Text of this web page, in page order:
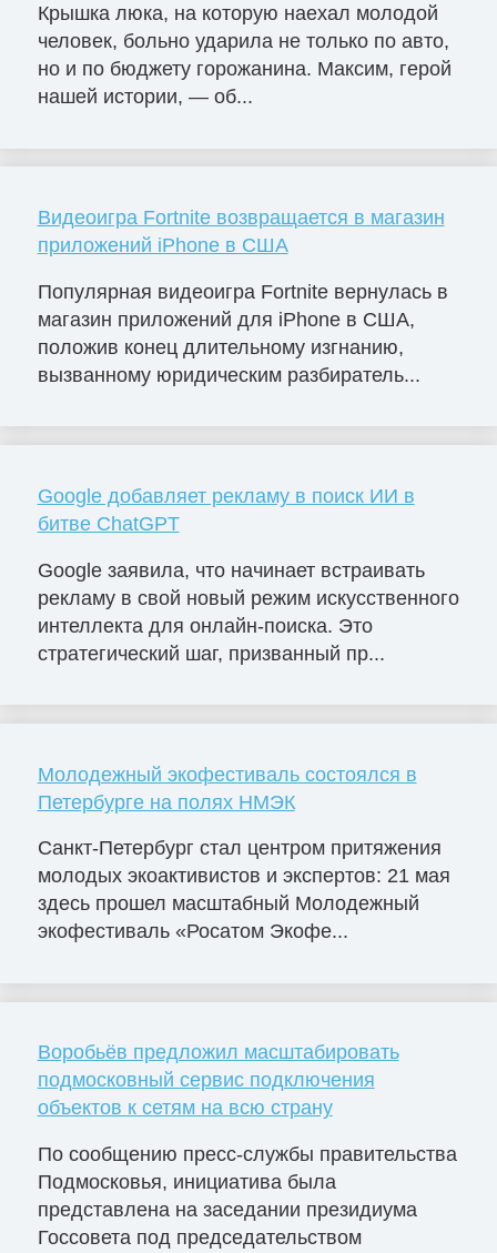
Крышка люка, на которую наехал молодой
человек, больно ударила не только по авто,
но и по бюджету горожанина. Максим, герой
нашей истории, — об...
Видеоигра Fortnite возвращается в магазин
приложений iPhone в США
Популярная видеоигра Fortnite вернулась в
магазин приложений для iPhone в США,
положив конец длительному изгнанию,
вызванному юридическим разбиратель...
Google добавляет рекламу в поиск ИИ в
битве ChatGPT
Google заявила, что начинает встраивать
рекламу в свой новый режим искусственного
интеллекта для онлайн-поиска. Это
стратегический шаг, призванный пр...
Молодежный экофестиваль состоялся в
Петербурге на полях НМЭК
Санкт-Петербург стал центром притяжения
молодых экоактивистов и экспертов: 21 мая
здесь прошел масштабный Молодежный
экофестиваль «Росатом Экофе...
Воробьёв предложил масштабировать
подмосковный сервис подключения
объектов к сетям на всю страну
По сообщению пресс-службы правительства
Подмосковья, инициатива была
представлена на заседании президиума
Госсовета под председательством